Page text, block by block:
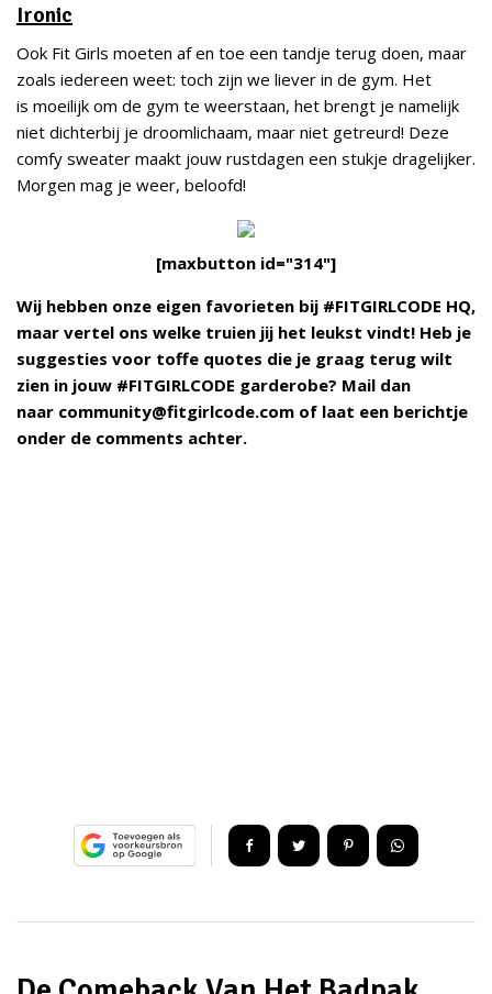
Ironic
Ook Fit Girls moeten af en toe een tandje terug doen, maar
zoals iedereen weet: toch zijn we liever in de gym. Het
is moeilijk om de gym te weerstaan, het brengt je namelijk
niet dichterbij je droomlichaam, maar niet getreurd! Deze
comfy sweater maakt jouw rustdagen een stukje dragelijker.
Morgen mag je weer, beloofd!
[maxbutton id="314"]
Wij hebben onze eigen favorieten bij #FITGIRLCODE HQ,
maar vertel ons welke truien jij het leukst vindt! Heb je
suggesties voor toffe quotes die je graag terug wilt
zien in jouw #FITGIRLCODE garderobe? Mail dan
naar community@fitgirlcode.com of laat een berichtje
onder de comments achter.